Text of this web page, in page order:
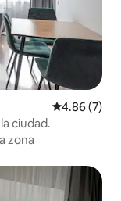
Calificación
4.86 (7)
ciudad.
zona